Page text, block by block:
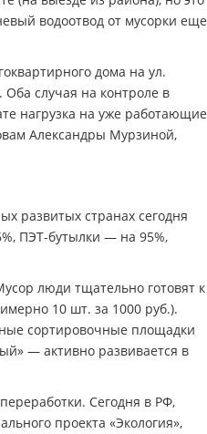
водоотвод от мусорки еще
дома на ул.
случая на контроле в
нагрузка на уже работающие
Александры Мурзиной,
развитых странах сегодня
ПЭТ-бутылки — на 95%,
люди тщательно готовят к
10 шт. за 1000 руб.).
сортировочные площадки
— активно развивается в
Сегодня в РФ,
проекта «Экология»,